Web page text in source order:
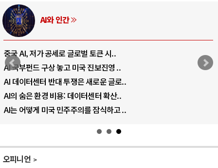
러시아-우크라이나 전쟁
전쟁의 추상화: 우크라이나, 대리전의 역..
EU·우크라이나 드론 협력 직후, 러시아..
나토, 우크라 군사지원 2027년까지 공..
우크라이나, 덴마크, 에스토니아, 네덜란..
러·우크라, 대규모 공습 주고받아…민간 ..
오피니언